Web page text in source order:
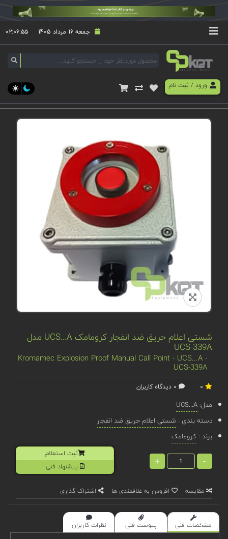
جمعه 16 مرداد 1405 ۰۲:۰۶:۵۵
ورود/ ثبت نام
شستی اعلام حریق ضد انفجار کرومامک UCS...A مدل
UCS-339A
Kromamec Explosion Proof Manual Call Point - UCS...A -
UCS-339A
مدل:UCS...A
دسته بندی : شستی اعلام حریق ضد انفجار
برند :کرومامک
-
+
ثبت استعلام
پیشنهاد فنی
مقایسه افزودن به علاقمندی ها اشتراک گذاری
مشخصات فنی پیوست فنی نظرات کاربران